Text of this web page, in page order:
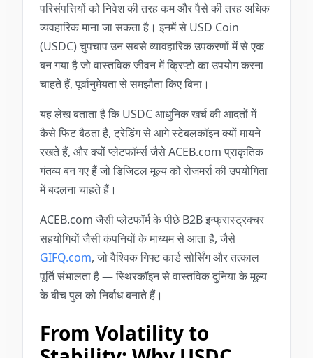
परिसंपत्तियों को निवेश की तरह कम और पैसे की तरह अधिक
व्यवहारिक माना जा सकता है। इनमें से USD Coin
(USDC) चुपचाप उन सबसे व्यावहारिक उपकरणों में से एक
बन गया है जो वास्तविक जीवन में क्रिप्टो का उपयोग करना
चाहते हैं, पूर्वानुमेयता से समझौता किए बिना।
यह लेख बताता है कि USDC आधुनिक खर्च की आदतों में
कैसे फिट बैठता है, ट्रेडिंग से आगे स्टेबलकॉइन क्यों मायने
रखते हैं, और क्यों प्लेटफॉर्म्स जैसे ACEB.com प्राकृतिक
गंतव्य बन गए हैं जो डिजिटल मूल्य को रोजमर्रा की उपयोगिता
में बदलना चाहते हैं।
ACEB.com जैसी प्लेटफॉर्म के पीछे B2B इन्फ्रास्ट्रक्चर
सहयोगियों जैसी कंपनियों के माध्यम से आता है, जैसे
GIFQ.com, जो वैश्विक गिफ्ट कार्ड सोर्सिंग और तत्काल
पूर्ति संभालता है — स्थिरकॉइन से वास्तविक दुनिया के मूल्य
के बीच पुल को निर्बाध बनाते हैं।
From Volatility to